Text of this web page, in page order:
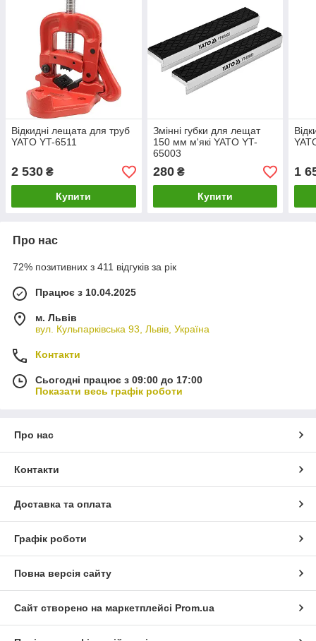
Відкидні лещата для труб
YATO YT-6511
2 530 ₴
Купити
Змінні губки для лещат
150 мм м'які YATO YT-
65003
280₴
Купити
1
Про нас
72% позитивних з 411 відгуків за рік
Працює з 10.04.2025
м. Львів
вул. Кульпарківська 93, Львів, Україна
Контакти
Сьогодні працює з 09:00 до 17:00
Показати весь графік роботи
Про нас
Контакти
Доставка та оплата
Графік роботи
Повна версія сайту
Сайт створено на маркетплейсі Prom.ua